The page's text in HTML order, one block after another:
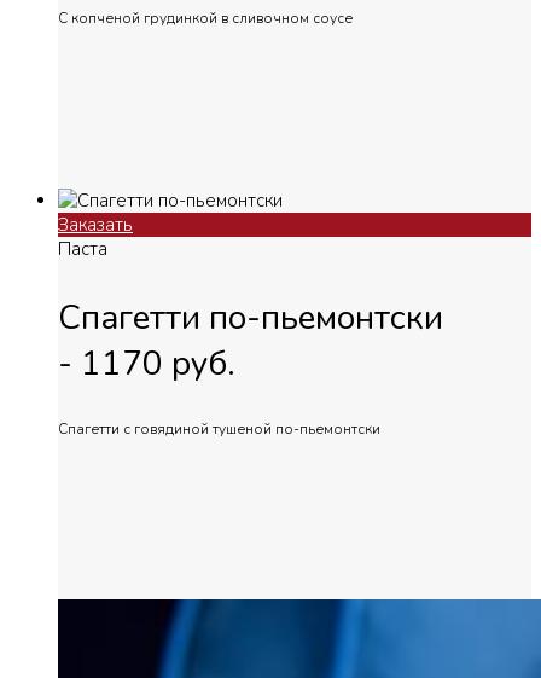
С копченой грудинкой в сливочном соусе
Заказать
Паста
Спагетти по-пьемонтски
- 1170 руб.
Спагетти с говядиной тушеной по-пьемонтски